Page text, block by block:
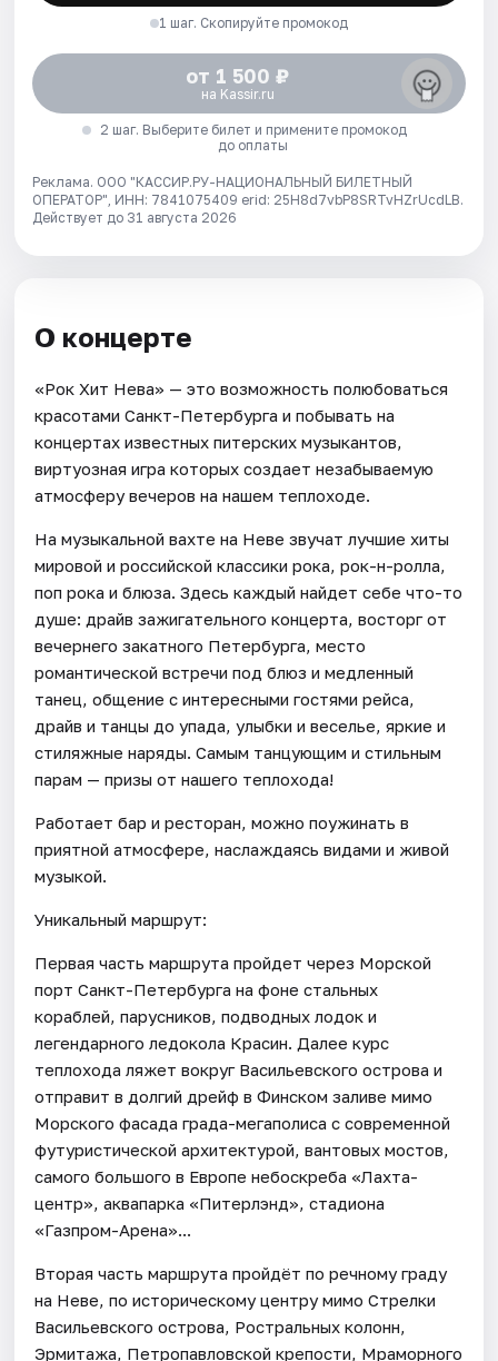
1 шаг. Скопируйте промокод
от 1 500 ₽
на Kassir.ru
2 шаг. Выберите билет и примените промокод
до оплаты
Реклама. ООО "КАССИР.РУ-НАЦИОНАЛЬНЫЙ БИЛЕТНЫЙ
ОПЕРАТОР", ИНН: 7841075409 erid: 25H8d7vbP8SRTvHZrUcdLB.
Действует до 31 августа 2026
О концерте
«Рок Хит Нева» — это возможность полюбоваться
красотами Санкт-Петербурга и побывать на
концертах известных питерских музыкантов,
виртуозная игра которых создает незабываемую
атмосферу вечеров на нашем теплоходе.
На музыкальной вахте на Неве звучат лучшие хиты
мировой и российской классики рока, рок-н-ролла,
поп рока и блюза. Здесь каждый найдет себе что-то
душе: драйв зажигательного концерта, восторг от
вечернего закатного Петербурга, место
романтической встречи под блюз и медленный
танец, общение с интересными гостями рейса,
драйв и танцы до упада, улыбки и веселье, яркие и
стиляжные наряды. Самым танцующим и стильным
парам — призы от нашего теплохода!
Работает бар и ресторан, можно поужинать в
приятной атмосфере, наслаждаясь видами и живой
музыкой.
Уникальный маршрут:
Первая часть маршрута пройдет через Морской
порт Санкт-Петербурга на фоне стальных
кораблей, парусников, подводных лодок и
легендарного ледокола Красин. Далее курс
теплохода ляжет вокруг Васильевского острова и
отправит в долгий дрейф в Финском заливе мимо
Морского фасада града-мегаполиса с современной
футуристической архитектурой, вантовых мостов,
самого большого в Европе небоскреба «Лахта-
центр», аквапарка «Питерлэнд», стадиона
«Газпром-Арена»...
Вторая часть маршрута пройдёт по речному граду
на Неве, по историческому центру мимо Стрелки
Васильевского острова, Ростральных колонн,
Эрмитажа, Петропавловской крепости, Мраморного